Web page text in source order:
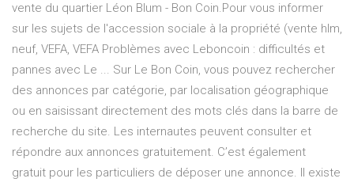
vente du quartier Léon Blum - Bon Coin.Pour vous informer
sur les sujets de l'accession sociale à la propriété (vente hlm,
neuf, VEFA, VEFA Problèmes avec Leboncoin : difficultés et
pannes avec Le ... Sur Le Bon Coin, vous pouvez rechercher
des annonces par catégorie, par localisation géographique
ou en saisissant directement des mots clés dans la barre de
recherche du site. Les internautes peuvent consulter et
répondre aux annonces gratuitement. C’est également
gratuit pour les particuliers de déposer une annonce. Il existe